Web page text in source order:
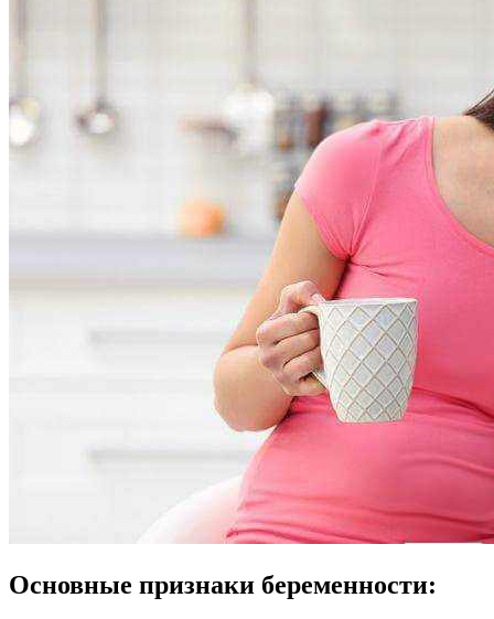
Основные признаки беременности: